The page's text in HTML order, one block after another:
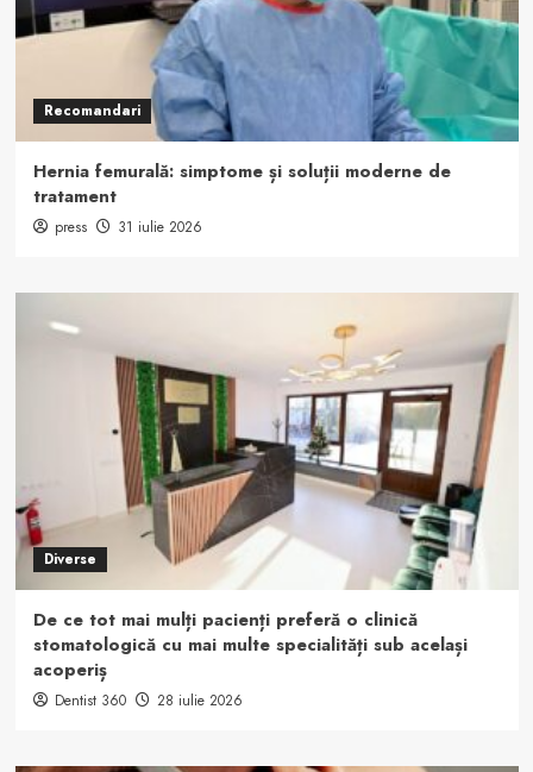
Recomandari
Hernia femurală: simptome și soluții moderne de
tratament
press 31 iulie 2026
Diverse
De ce tot mai mulți pacienți preferă o clinică
stomatologică cu mai multe specialități sub același
acoperiș
Dentist 360 28 iulie 2026